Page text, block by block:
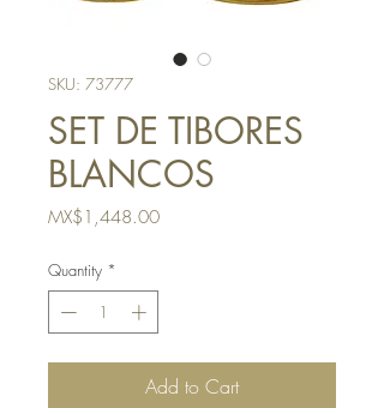
SKU: 73777
SET DE TIBORES
BLANCOS
MX$1,448.00Price
Quantity *
Add to Cart